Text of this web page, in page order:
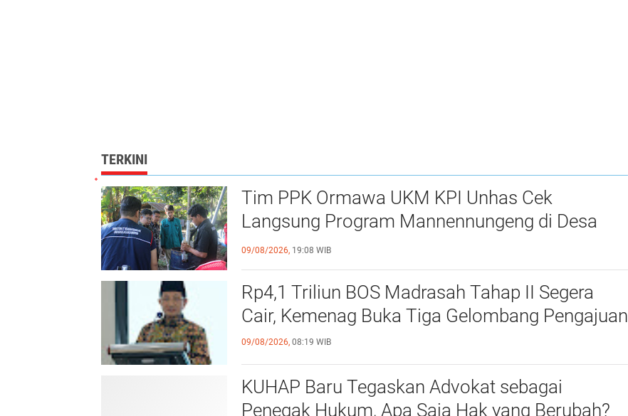
TERKINI
Tim PPK Ormawa UKM KPI Unhas Cek
Langsung Program Mannennungeng di Desa
Kajaolaliddong
09/08/2026, 19:08 WIB
Rp4,1 Triliun BOS Madrasah Tahap II Segera
Cair, Kemenag Buka Tiga Gelombang Pengajuan
09/08/2026, 08:19 WIB
KUHAP Baru Tegaskan Advokat sebagai
Penegak Hukum, Apa Saja Hak yang Berubah?